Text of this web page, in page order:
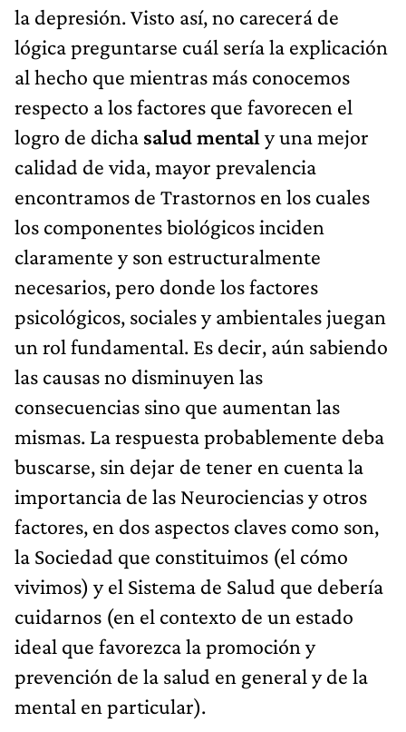
la depresión. Visto así, no carecerá de
lógica preguntarse cuál sería la explicación
al hecho que mientras más conocemos
respecto a los factores que favorecen el
logro de dicha salud mental y una mejor
calidad de vida, mayor prevalencia
encontramos de Trastornos en los cuales
los componentes biológicos inciden
claramente y son estructuralmente
necesarios, pero donde los factores
psicológicos, sociales y ambientales juegan
un rol fundamental. Es decir, aún sabiendo
las causas no disminuyen las
consecuencias sino que aumentan las
mismas. La respuesta probablemente deba
buscarse, sin dejar de tener en cuenta la
importancia de las Neurociencias y otros
factores, en dos aspectos claves como son,
la Sociedad que constituimos (el cómo
vivimos) y el Sistema de Salud que debería
cuidarnos (en el contexto de un estado
ideal que favorezca la promoción y
prevención de la salud en general y de la
mental en particular).